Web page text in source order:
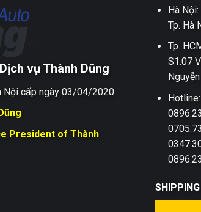
vụ Thành Dũng
Nội cấp ngày 03/04/2020
President of Thành
Hà
Tp. Hà
Tp.
S1.07
SHIPPING